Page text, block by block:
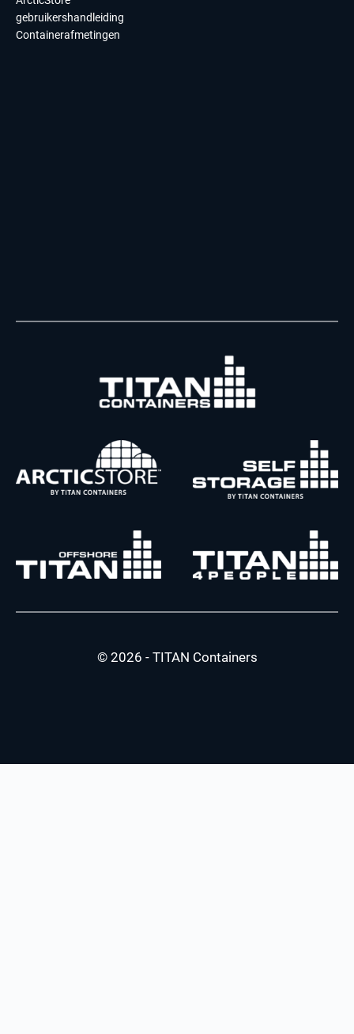
gebruikershandleiding
Containerafmetingen
© 2026 - TITAN Containers